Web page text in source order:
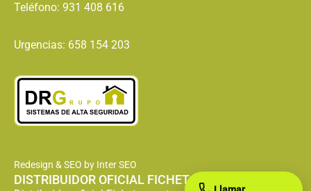
Teléfono: 931 408 616
Urgencias: 658 154 203
Redesign & SEO by Inter SEO
DISTRIBUIDOR OFICIAL FICHET